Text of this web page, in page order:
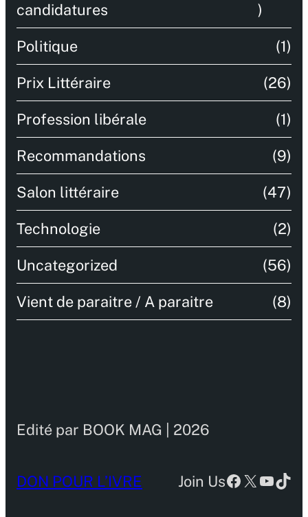
candidatures
)
Politique (1)
Prix Littéraire (26)
Profession libérale (1)
Recommandations (9)
Salon littéraire (47)
Technologie (2)
Uncategorized (56)
Vient de paraitre / A paraitre (8)
Edité par BOOK MAG | 2026
DON POUR L’IVRE Join UsFacebook
X